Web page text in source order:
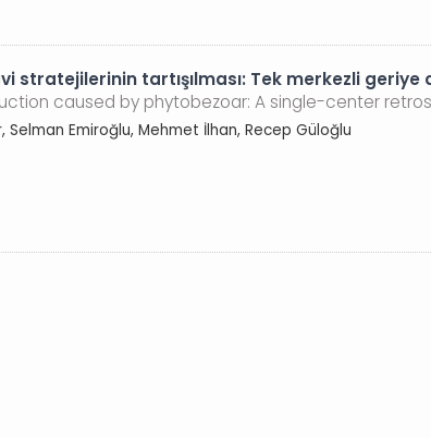
tartışılması: Tek merkezli geriye
caused by phytobezoar: A single-center
Selman Emiroğlu, Mehmet İlhan, Recep Güloğlu